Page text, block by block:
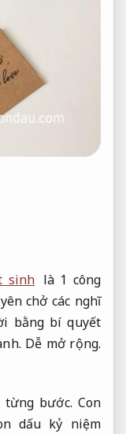
sinh là 1 công
chở các nghĩ
bằng bí quyết
Dễ mở rộng.
từng bước. Con
dấu kỷ niệm